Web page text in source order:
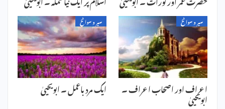
سیر و سوانح
اعراف اور اصحاب اعراف ۔
ابویحییٰ
سیر و سوانح
ایک مرد باعمل ۔ ابویحییٰ